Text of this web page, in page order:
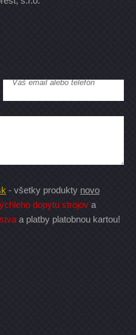
Váš email alebo telefón
- všetky produkty novo
dopytu strojov a
a platby platobnou kartou!